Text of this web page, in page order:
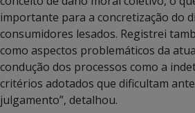
importante para a concretização do
consumidores lesados. Registrei
como aspectos problemáticos da
condução dos processos como a
critérios adotados que dificultam
julgamento”, detalhou.